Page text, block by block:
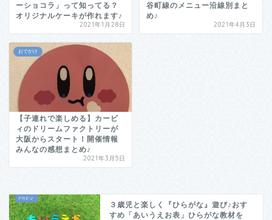
ーショコラ」って知ってる？
オリジナルケーキが作れます♪
2021年1月28日
谷町線のメニュー沿線別まと
め♪
2021年4月3日
おでかけ
【子連れで楽しめる】カービ
ィのドリームファクトリーが
大阪からスタート！開催情報
みんなの感想まとめ♪
2021年3月5日
３歳児と楽しく『ひらがな』遊び♪おす
すめ「あいうえお表」ひらがな教材を